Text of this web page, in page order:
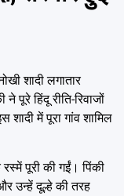
शादी लगातार
पूरे हिंदू रीति-रिवाजों
में पूरा गांव शामिल
पूरी की गईं। पिंकी
उन्हें दूल्हे की तरह